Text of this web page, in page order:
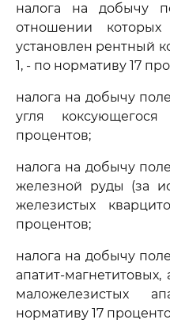
налога на добычу
отношении
установлен рентный
1, - по нормативу 17
налога на добычу
угля
процентов;
налога на добычу
железной руды (за
железистых
процентов;
налога на добычу
апатит-
маложелезистых
нормативу 17